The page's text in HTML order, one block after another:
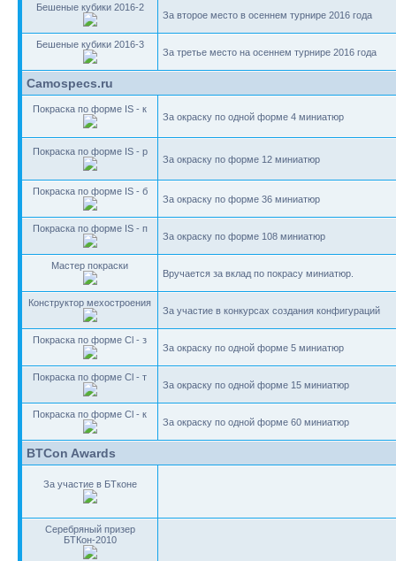
Бешеные кубики 2016-2
За второе место в осеннем турнире 2016 года
Бешеные кубики 2016-3
За третье место на осеннем турнире 2016 года
Camospecs.ru
Покраска по форме IS - к
За окраску по одной форме 4 миниатюр
Покраска по форме IS - р
За окраску по форме 12 миниатюр
Покраска по форме IS - б
За окраску по форме 36 миниатюр
Покраска по форме IS - п
За окраску по форме 108 миниатюр
Мастер покраски
Вручается за вклад по покрасу миниатюр.
Конструктор мехостроения
За участие в конкурсах создания конфигураций
Покраска по форме Cl - з
За окраску по одной форме 5 миниатюр
Покраска по форме Cl - т
За окраску по одной форме 15 миниатюр
Покраска по форме Cl - к
За окраску по одной форме 60 миниатюр
BTCon Awards
За участие в БТконе
Серебряный призер
БТКон-2010